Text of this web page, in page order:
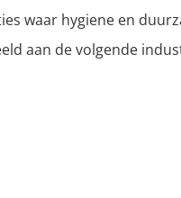
waar hygiene en
aan de volgende